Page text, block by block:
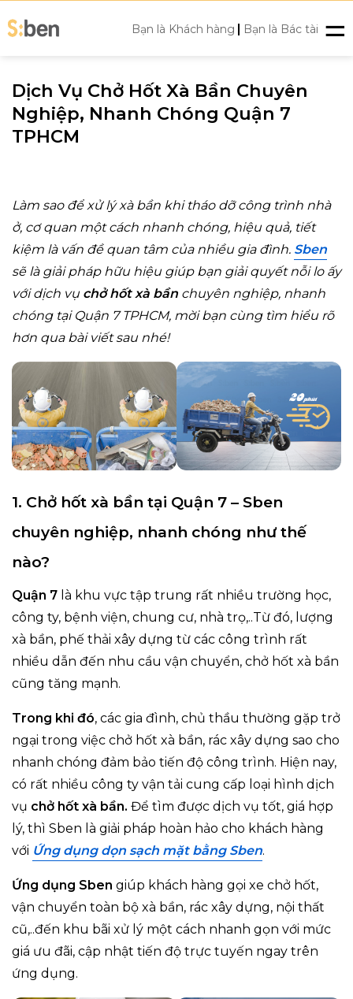
to
Bạn là Khách hàng | Bạn là Bác tài
Dịch Vụ Chở Hốt Xà Bần Chuyên
Nghiệp, Nhanh Chóng Quận 7
TPHCM
Làm sao để xử lý xà bần khi tháo dỡ công trình nhà
ở, cơ quan một cách nhanh chóng, hiệu quả, tiết
kiệm là vấn đề quan tâm của nhiều gia đình. Sben
sẽ là giải pháp hữu hiệu giúp bạn giải quyết nỗi lo ấy
với dịch vụ chở hốt xà bần chuyên nghiệp, nhanh
chóng tại Quận 7 TPHCM, mời bạn cùng tìm hiểu rõ
hơn qua bài viết sau nhé!
1. Chở hốt xà bần tại Quận 7 – Sben
chuyên nghiệp, nhanh chóng như thế
nào?
Quận 7 là khu vực tập trung rất nhiều trường học,
công ty, bệnh viện, chung cư, nhà trọ,..Từ đó, lượng
xà bần, phế thải xây dựng từ các công trình rất
nhiều dẫn đến nhu cầu vận chuyển, chở hốt xà bần
cũng tăng mạnh.
Trong khi đó, các gia đình, chủ thầu thường gặp trở
ngại trong việc chở hốt xà bần, rác xây dựng sao cho
nhanh chóng đảm bảo tiến độ công trình. Hiện nay,
có rất nhiều công ty vận tải cung cấp loại hình dịch
vụ chở hốt xà bần. Để tìm được dịch vụ tốt, giá hợp
lý, thì Sben là giải pháp hoàn hảo cho khách hàng
với Ứng dụng dọn sạch mặt bằng Sben.
Ứng dụng Sben giúp khách hàng gọi xe chở hốt,
vận chuyển toàn bộ xà bần, rác xây dựng, nội thất
cũ,..đến khu bãi xử lý một cách nhanh gọn với mức
giá ưu đãi, cập nhật tiến độ trực tuyến ngay trên
ứng dụng.